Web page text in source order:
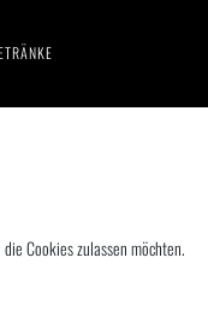
Cookies zulassen möchten.